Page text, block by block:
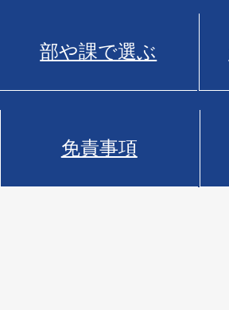
部や課で選ぶ
免責事項